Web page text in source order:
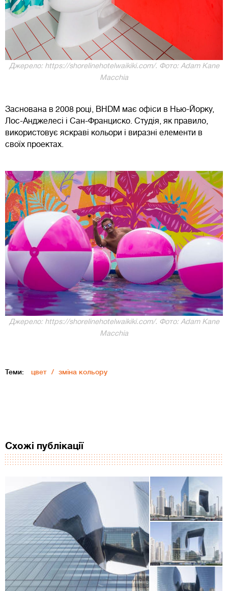
Джерело: https://shorelinehotelwaikiki.com/. Фото: Adam Kane
Macchia
Заснована в 2008 році, BHDM має офіси в Нью-Йорку,
Лос-Анджелесі і Сан-Франциско. Студія, як правило,
використовує яскраві кольори і виразні елементи в
своїх проектах.
Джерело: https://shorelinehotelwaikiki.com/. Фото: Adam Kane
Macchia
Теми: цвет зміна кольору
Схожі публікації